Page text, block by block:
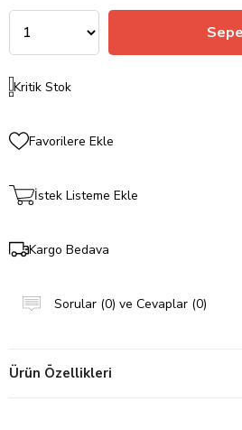
Kritik Stok
Favorilere Ekle
İstek Listeme Ekle
Kargo Bedava
Sorular (0) ve Cevaplar (0)
Ürün Özellikleri